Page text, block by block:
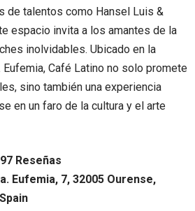
de talentos como Hansel Luis &
espacio invita a los amantes de la
inolvidables. Ubicado en la
Café Latino no solo promete
sino también una experiencia
en un faro de la cultura y el arte
Reseñas
Eufemia, 7, 32005 Ourense,